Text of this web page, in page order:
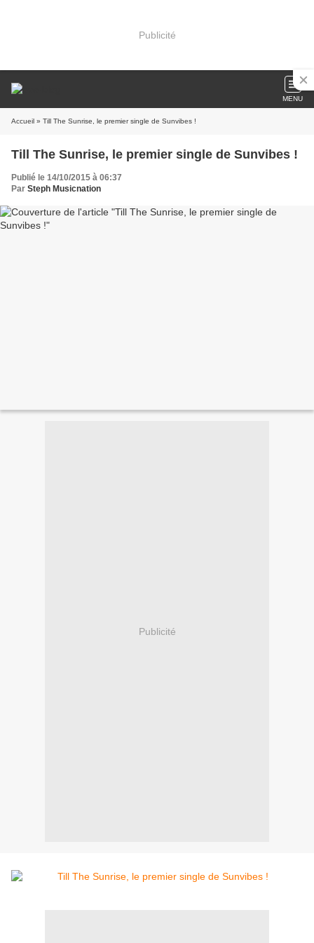
Publicité
MENU
Accueil » Till The Sunrise, le premier single de Sunvibes !
Till The Sunrise, le premier single de Sunvibes !
Publié le 14/10/2015 à 06:37
Par Steph Musicnation
Publicité